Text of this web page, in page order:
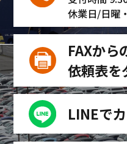
休業日/日曜
FAXから
依頼表を
LINEで